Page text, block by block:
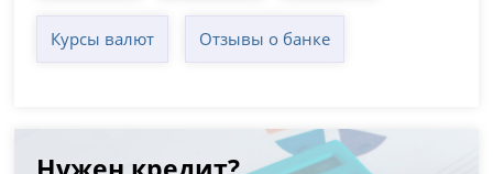
Курсы валют Отзывы о банке